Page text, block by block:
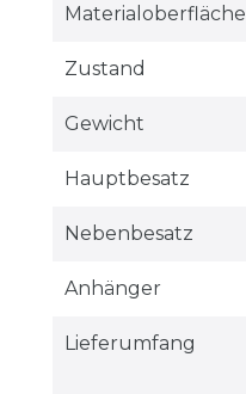
Materialoberfläche
Zustand
Gewicht
Hauptbesatz
Nebenbesatz
Anhänger
Lieferumfang